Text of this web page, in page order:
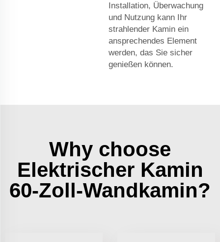
Installation, Überwachung
und Nutzung kann Ihr
strahlender Kamin ein
ansprechendes Element
werden, das Sie sicher
genießen können.
Why choose
Elektrischer Kamin
60-Zoll-Wandkamin?